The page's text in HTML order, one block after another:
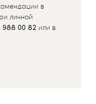
в
личной
988 00 82 или в